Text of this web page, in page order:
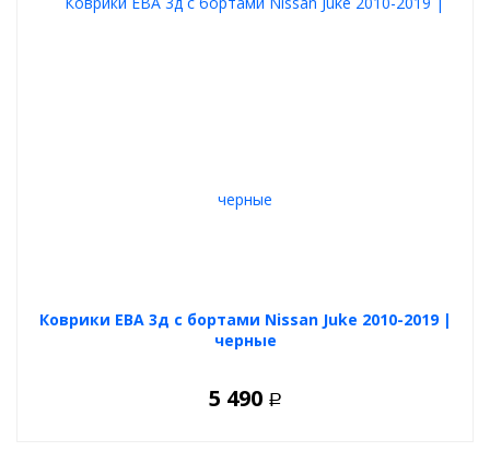
Коврики ЕВА 3д с бортами Nissan Juke 2010-2019 |
черные
5 490 Р